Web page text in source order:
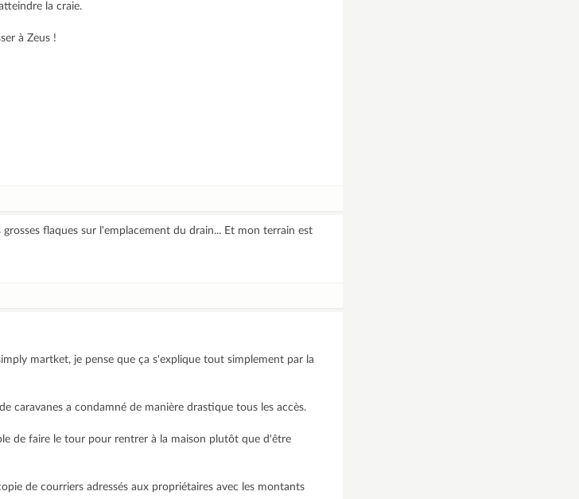
la craie.
à Zeus !
flaques sur l'emplacement du drain... Et mon terrain est
martket, je pense que ça s'explique tout simplement par la
caravanes a condamné de manière drastique tous les accès.
de faire le tour pour rentrer à la maison plutôt que d'être
de courriers adressés aux propriétaires avec les montants